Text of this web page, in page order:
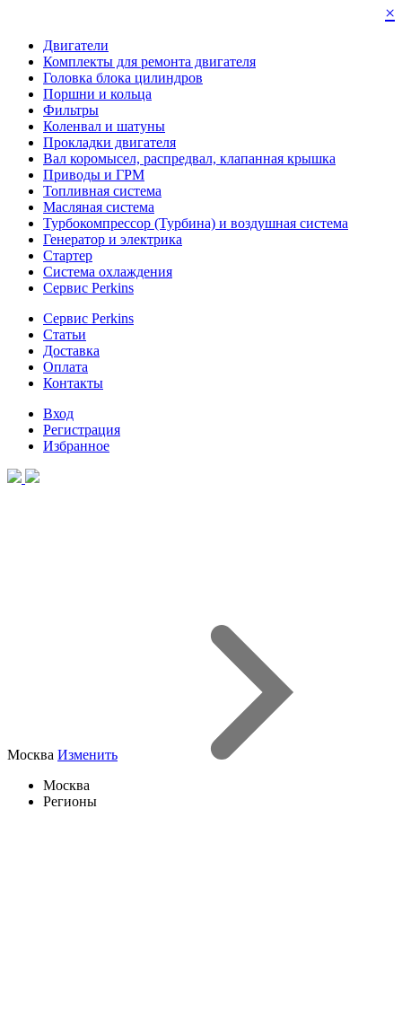
×
Двигатели
Комплекты для ремонта двигателя
Головка блока цилиндров
Поршни и кольца
Фильтры
Коленвал и шатуны
Прокладки двигателя
Вал коромысел, распредвал, клапанная крышка
Приводы и ГРМ
Топливная система
Масляная система
Турбокомпрессор (Турбина) и воздушная система
Генератор и электрика
Стартер
Система охлаждения
Сервис Perkins
Сервис Perkins
Статьи
Доставка
Оплата
Контакты
Вход
Регистрация
Избранное
Москва Изменить
Москва
Регионы